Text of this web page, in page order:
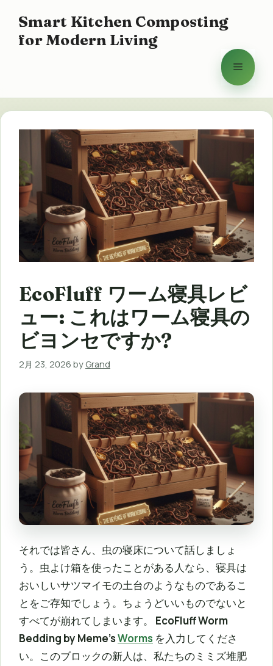
へ
ス
Smart Kitchen Composting
for Modern Living
メ
ュ
ー
EcoFluff ワーム寝具レビ
ュー: これはワーム寝具の
ビヨンセですか?
2月 23, 2026 by Grand
それでは皆さん、虫の寝床について話しましょ
う。虫よけ箱を使ったことがある人なら、寝具は
おいしいサツマイモの土台のようなものであるこ
とをご存知でしょう。ちょうどいいものでないと
すべてが崩れてしまいます。 EcoFluff Worm
Bedding by Meme’sWorms を入力してくださ
い。このブロックの新人は、私たちのミミズ堆肥